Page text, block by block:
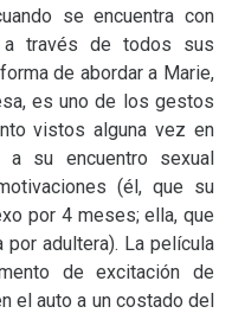
se encuentra con
través de todos sus
de abordar a Marie,
es uno de los gestos
vistos alguna vez en
su encuentro sexual
(él, que su
por 4 meses; ella, que
adultera). La película
de excitación de
el auto a un costado del